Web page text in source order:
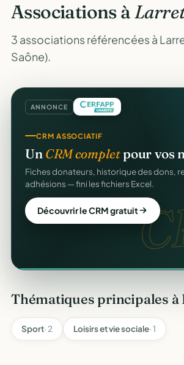
Associations à
3 associations référencées à
Saône).
ANNONCE
CRM ASSOCIATIF
Un CRM completpour vos
Fiches donateurs, historique des dons,
adhésions — fini les fichiers Excel.
Découvrir le CRM gratuit
Thématiques principales à
Sport· 2 Loisirs et vie sociale· 1